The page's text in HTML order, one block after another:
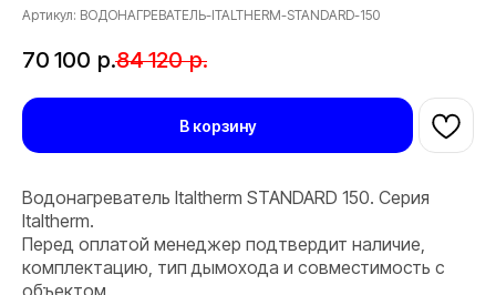
Артикул: ВОДОНАГРЕВАТЕЛЬ-ITALTHERM-STANDARD-150
70 100 р.84 120 р.
В корзину
Водонагреватель Italtherm STANDARD 150. Серия
Italtherm.
Перед оплатой менеджер подтвердит наличие,
комплектацию, тип дымохода и совместимость с
объектом.